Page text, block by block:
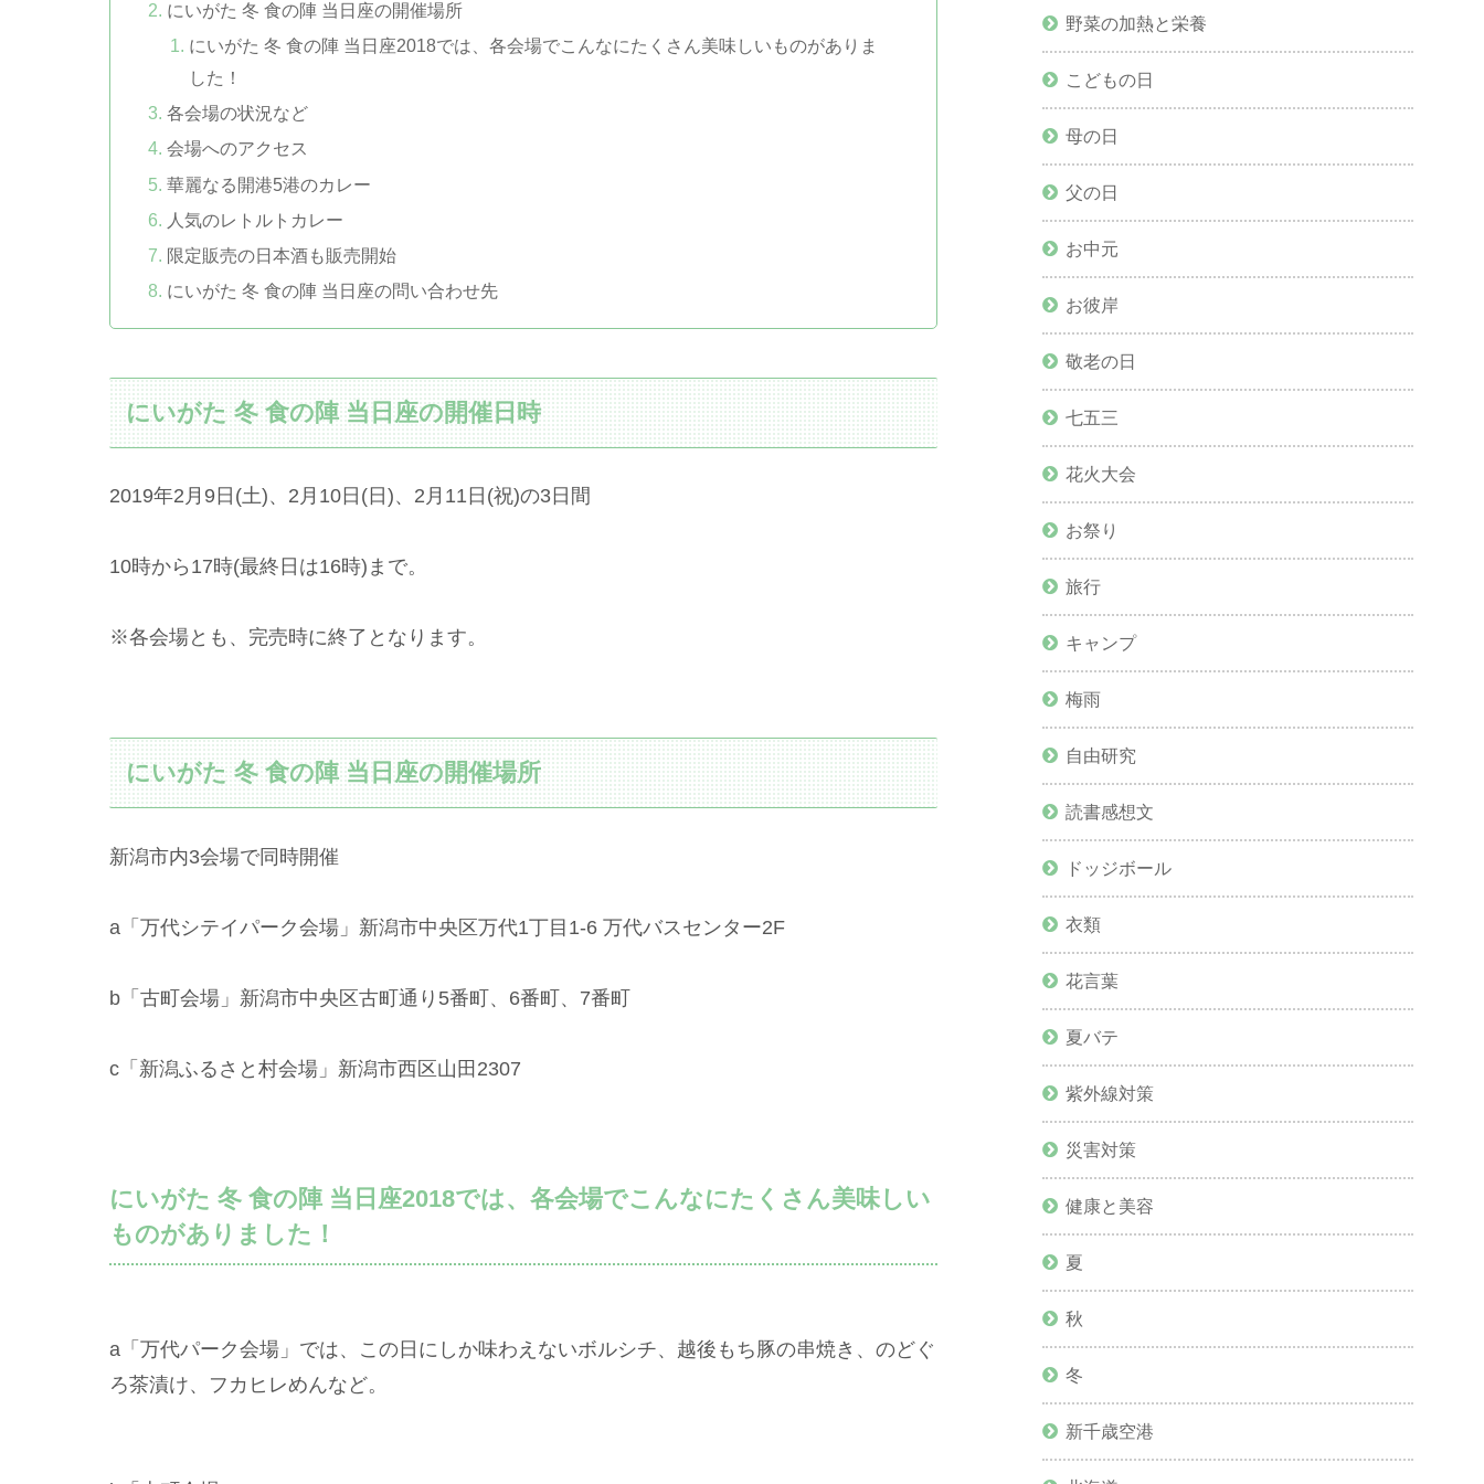
にいがた 冬 食の陣 当日座の開催場所
にいがた 冬 食の陣 当日座2018では、各会場でこんなにたくさん美味しいものがありま
した！
各会場の状況など
会場へのアクセス
華麗なる開港5港のカレー
人気のレトルトカレー
限定販売の日本酒も販売開始
にいがた 冬 食の陣 当日座の問い合わせ先
にいがた 冬 食の陣 当日座の開催日時
2019年2月9日(土)、2月10日(日)、2月11日(祝)の3日間
10時から17時(最終日は16時)まで。
※各会場とも、完売時に終了となります。
にいがた 冬 食の陣 当日座の開催場所
新潟市内3会場で同時開催
a「万代シテイパーク会場」新潟市中央区万代1丁目1-6 万代バスセンター2F
b「古町会場」新潟市中央区古町通り5番町、6番町、7番町
c「新潟ふるさと村会場」新潟市西区山田2307
にいがた 冬 食の陣 当日座2018では、各会場でこんなにたくさん美味しい
ものがありました！
a「万代パーク会場」では、この日にしか味わえないボルシチ、越後もち豚の串焼き、のどぐ
ろ茶漬け、フカヒレめんなど。
野菜の加熱と栄養
こどもの日
母の日
父の日
お中元
お彼岸
敬老の日
七五三
花火大会
お祭り
旅行
キャンプ
梅雨
自由研究
読書感想文
ドッジボール
衣類
花言葉
夏バテ
紫外線対策
災害対策
健康と美容
夏
秋
冬
新千歳空港